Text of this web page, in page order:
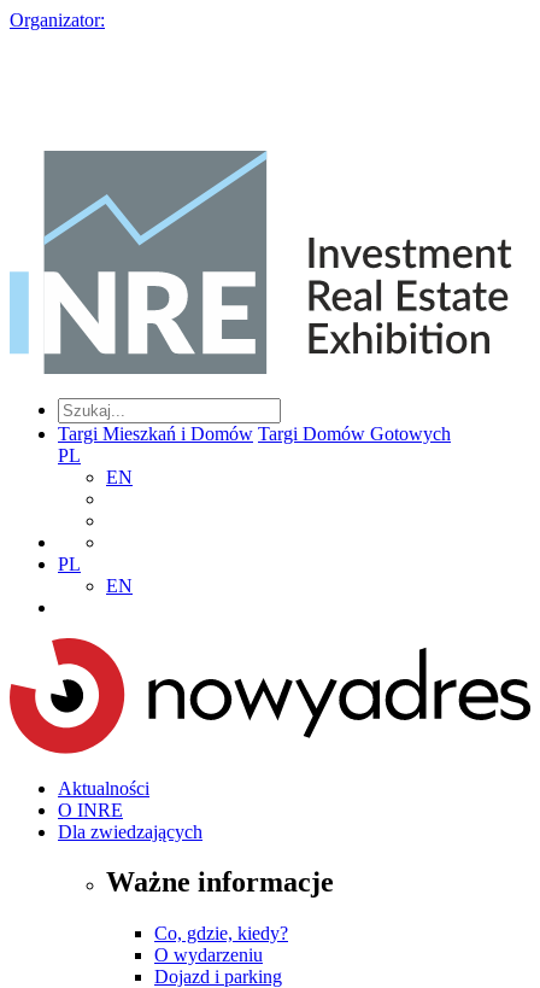
Organizator:
Targi Mieszkań i Domów Targi Domów Gotowych
PL
EN
PL
EN
Aktualności
O INRE
Dla zwiedzających
Ważne informacje
Co, gdzie, kiedy?
O wydarzeniu
Dojazd i parking